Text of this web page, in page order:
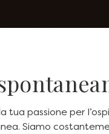
tua passione per
Siamo